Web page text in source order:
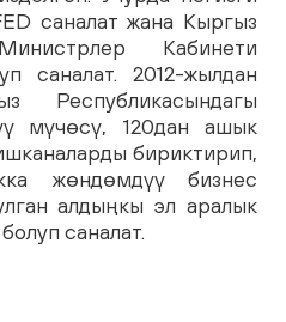
саналат жана Кыргыз
Кабинети
саналат. 2012-жылдан
мүчөсү, 120дан ашык
бириктирип,
жөндөмдүү бизнес
алдыңкы эл аралык
саналат.